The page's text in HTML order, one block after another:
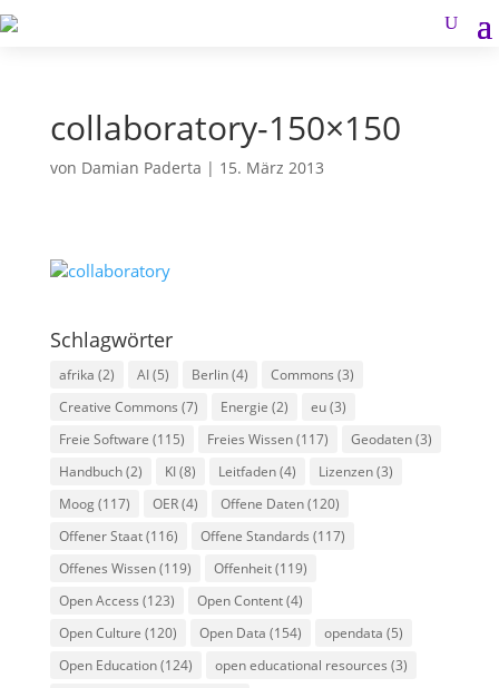
collaboratory-150×150
von Damian Paderta | 15. März 2013
Schlagwörter
afrika (2) AI(5) Berlin(4) Commons (3)
Creative Commons (7) Energie (2) eu(3)
Freie Software (115) Freies Wissen(117) Geodaten(3)
Handbuch(2) KI(8) Leitfaden(4) Lizenzen(3)
Moog(117) OER(4) Offene Daten(120)
Offener Staat(116) Offene Standards (117)
Offenes Wissen(119) Offenheit(119)
Open Access (123) Open Content(4)
Open Culture (120) Open Data (154) opendata (5)
Open Education(124) open educational resources (3)